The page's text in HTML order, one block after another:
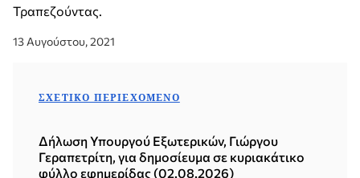
Τραπεζούντας.
13 Αυγούστου, 2021
ΣΧΕΤΙΚΌ ΠΕΡΙΕΧΌΜΕΝΟ
Δήλωση Υπουργού Εξωτερικών, Γιώργου
Γεραπετρίτη, για δημοσίευμα σε κυριακάτικο
φύλλο εφημερίδας (02.08.2026)